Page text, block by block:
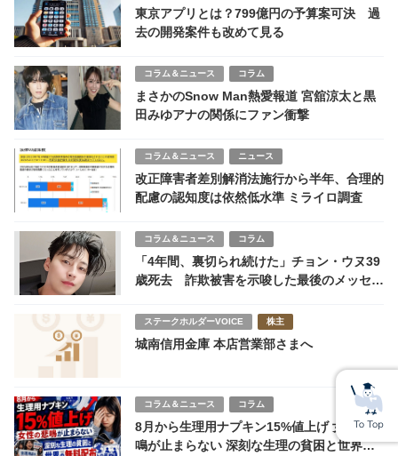
東京アプリとは？799億円の予算案可決 過
去の開発案件も改めて見る
コラム＆ニュース コラム
まさかのSnow Man熱愛報道 宮舘涼太と黒
田みゆアナの関係にファン衝撃
コラム＆ニュース ニュース
改正障害者差別解消法施行から半年、合理的
配慮の認知度は依然低水準 ミライロ調査
コラム＆ニュース コラム
「4年間、裏切られ続けた」チョン・ウヌ39
歳死去 詐欺被害を示唆した最後のメッセー
ステークホルダーVOICE 株主
城南信用金庫 本店営業部さまへ
コラム＆ニュース コラム
8月から生理用ナプキン15%値上げ 女性の悲
鳴が止まらない 深刻な生理の貧困と世界の